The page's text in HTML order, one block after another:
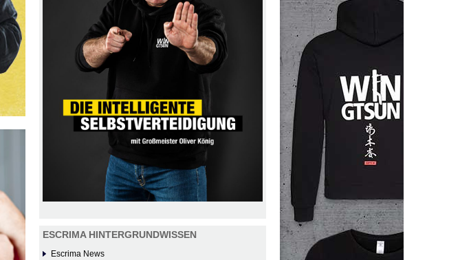
ESCRIMA HINTERGRUNDWISSEN
Escrima News